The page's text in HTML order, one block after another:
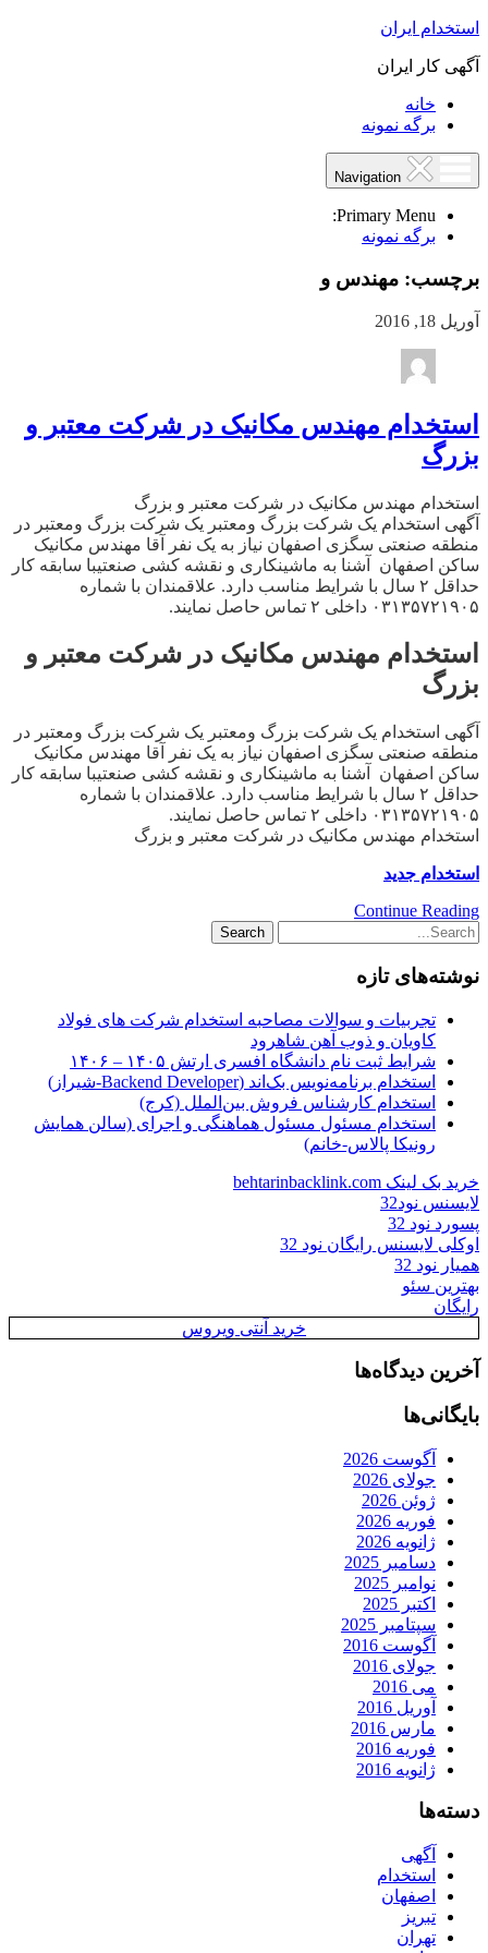
استخدام ایران
آگهی کار ایران
خانه
برگه نمونه
Primary Menu:
برگه نمونه
برچسب: مهندس و
آوریل 18, 2016
استخدام مهندس مکانیک در شرکت معتبر و
بزرگ
استخدام مهندس مکانیک در شرکت معتبر و بزرگ
آگهی استخدام یک شرکت بزرگ ومعتبر یک شرکت بزرگ ومعتبر در
منطقه صنعتی سگزی اصفهان نیاز به یک نفر آقا مهندس مکانیک
ساکن اصفهان آشنا به ماشینکاری و نقشه کشی صنعتیبا سابقه کار
حداقل ۲ سال با شرایط مناسب دارد. علاقمندان با شماره
۰۳۱۳۵۷۲۱۹۰۵ داخلی ۲ تماس حاصل نمایند.
استخدام مهندس مکانیک در شرکت معتبر و
بزرگ
آگهی استخدام یک شرکت بزرگ ومعتبر یک شرکت بزرگ ومعتبر در
منطقه صنعتی سگزی اصفهان نیاز به یک نفر آقا مهندس مکانیک
ساکن اصفهان آشنا به ماشینکاری و نقشه کشی صنعتیبا سابقه کار
حداقل ۲ سال با شرایط مناسب دارد. علاقمندان با شماره
۰۳۱۳۵۷۲۱۹۰۵ داخلی ۲ تماس حاصل نمایند.
استخدام مهندس مکانیک در شرکت معتبر و بزرگ
استخدام جدید
Continue Reading
نوشته‌های تازه
تجربیات و سوالات مصاحبه استخدام شرکت های فولاد
کاویان و ذوب آهن شاهرود
شرایط ثبت نام دانشگاه افسری ارتش ۱۴۰۵ – ۱۴۰۶
استخدام برنامه‌نویس بک‌اند (Backend Developer-شیراز)
استخدام کارشناس فروش بین‌الملل (کرج)
استخدام مسئول مسئول هماهنگی و اجرای (سالن همایش
رونیکا پالاس-خانم)
خرید بک لینک behtarinbacklink.com
لایسنس نود32
پسورد نود 32
اوکلی لایسنس رایگان نود 32
همیار نود 32
بهترین سئو
رایگان
خرید آنتی ویروس
آخرین دیدگاه‌ها
بایگانی‌ها
آگوست 2026
جولای 2026
ژوئن 2026
فوریه 2026
ژانویه 2026
دسامبر 2025
نوامبر 2025
اکتبر 2025
سپتامبر 2025
آگوست 2016
جولای 2016
می 2016
آوریل 2016
مارس 2016
فوریه 2016
ژانویه 2016
دسته‌ها
آگهی
استخدام
اصفهان
تبریز
تهران